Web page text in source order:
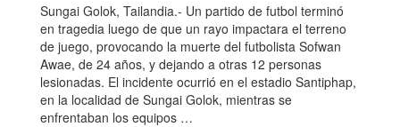
Sungai Golok, Tailandia.- Un partido de futbol terminó
en tragedia luego de que un rayo impactara el terreno
de juego, provocando la muerte del futbolista Sofwan
Awae, de 24 años, y dejando a otras 12 personas
lesionadas. El incidente ocurrió en el estadio Santiphap,
en la localidad de Sungai Golok, mientras se
enfrentaban los equipos …